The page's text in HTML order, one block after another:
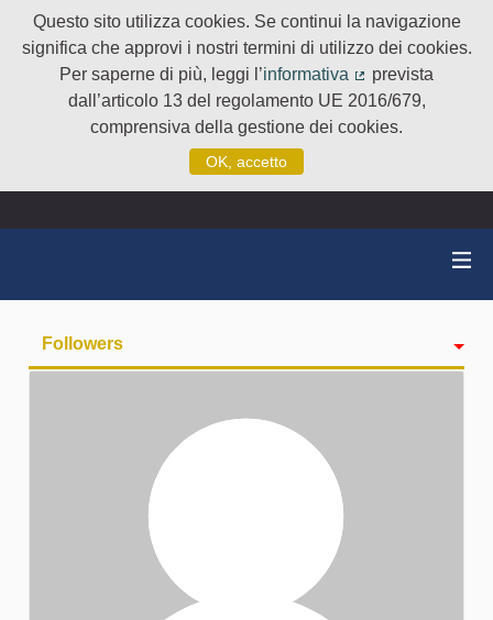
Questo sito utilizza cookies. Se continui la navigazione
significa che approvi i nostri termini di utilizzo dei cookies.
Per saperne di più, leggi l’informativa
(Collegamento
prevista
dall’articolo 13 del regolamento UE 2016/679,
comprensiva della gestione dei cookies.
OK, accetto
Followers